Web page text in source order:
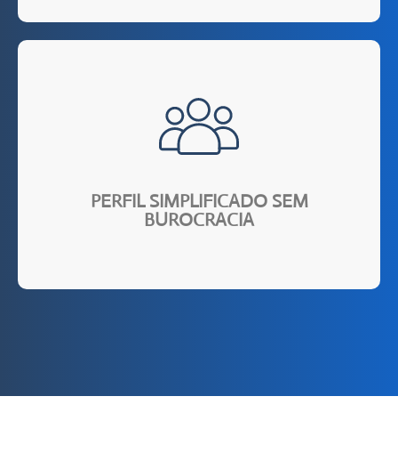
PERFIL SIMPLIFICADO SEM
BUROCRACIA
seu seguro.